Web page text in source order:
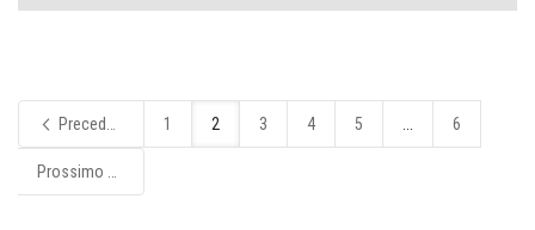
Precedente 1 2 3 4 5 ... 6
Prossimo